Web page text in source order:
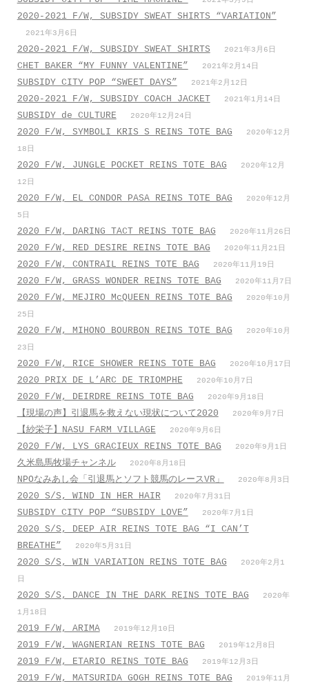
2020-2021 F/W, SUBSIDY SWEAT SHIRTS “VARIATION”
2021年3月6日
2020-2021 F/W, SUBSIDY SWEAT SHIRTS 2021年3月6日
CHET BAKER “MY FUNNY VALENTINE” 2021年2月14日
SUBSIDY CITY POP “SWEET DAYS” 2021年2月12日
2020-2021 F/W, SUBSIDY COACH JACKET 2021年1月14日
SUBSIDY de CULTURE 2020年12月24日
2020 F/W, SYMBOLI KRIS S REINS TOTE BAG
2020年12月
18日
2020 F/W, JUNGLE POCKET REINS TOTE BAG
2020年12月
12日
2020 F/W, EL CONDOR PASA REINS TOTE BAG
2020年12月
5日
2020 F/W, DARING TACT REINS TOTE BAG 2020年11月26日
2020 F/W, RED DESIRE REINS TOTE BAG 2020年11月21日
2020 F/W, CONTRAIL REINS TOTE BAG 2020年11月19日
2020 F/W, GRASS WONDER REINS TOTE BAG 2020年11月7日
2020 F/W, MEJIRO McQUEEN REINS TOTE BAG
2020年10月
25日
2020 F/W, MIHONO BOURBON REINS TOTE BAG
2020年10月
23日
2020 F/W, RICE SHOWER REINS TOTE BAG 2020年10月17日
2020 PRIX DE L’ARC DE TRIOMPHE 2020年10月7日
2020 F/W, DEIRDRE REINS TOTE BAG 2020年9月18日
【現場の声】引退馬を救えない現状について2020 2020年9月7日
【紗栄子】NASU FARM VILLAGE 2020年9月6日
2020 F/W, LYS GRACIEUX REINS TOTE BAG 2020年9月1日
久米島馬牧場チャンネル 2020年8月18日
NPOなみあし会「引退馬とソフト競馬のレースVR」 2020年8月3日
2020 S/S, WIND IN HER HAIR 2020年7月31日
SUBSIDY CITY POP “SUBSIDY LOVE” 2020年7月1日
2020 S/S, DEEP AIR REINS TOTE BAG “I CAN’T
BREATHE”
2020年5月31日
2020 S/S, WIN VARIATION REINS TOTE BAG
2020年2月1
日
2020 S/S, DANCE IN THE DARK REINS TOTE BAG
2020年
1月18日
2019 F/W, ARIMA 2019年12月10日
2019 F/W, WAGNERIAN REINS TOTE BAG 2019年12月8日
2019 F/W, ETARIO REINS TOTE BAG 2019年12月3日
2019 F/W, MATSURIDA GOGH REINS TOTE BAG
2019年11月